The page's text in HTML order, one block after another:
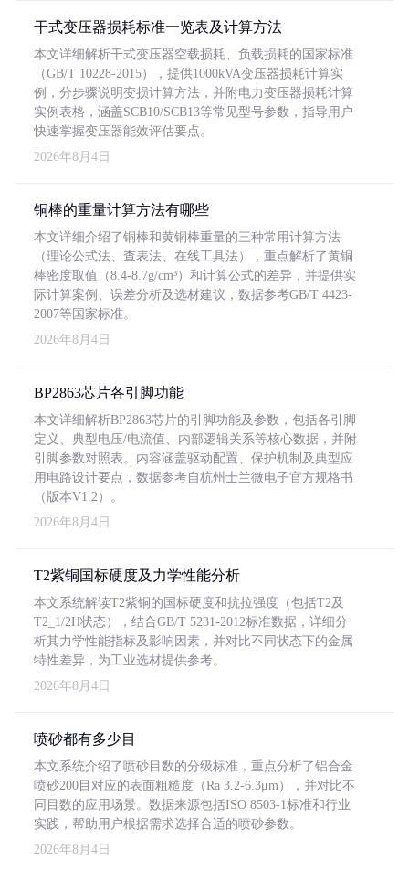
干式变压器损耗标准一览表及计算方法
本文详细解析干式变压器空载损耗、负载损耗的国家标准
（GB/T 10228-2015），提供1000kVA变压器损耗计算实
例，分步骤说明变损计算方法，并附电力变压器损耗计算
实例表格，涵盖SCB10/SCB13等常见型号参数，指导用户
快速掌握变压器能效评估要点。
2026年8月4日
铜棒的重量计算方法有哪些
本文详细介绍了铜棒和黄铜棒重量的三种常用计算方法
（理论公式法、查表法、在线工具法），重点解析了黄铜
棒密度取值（8.4-8.7g/cm³）和计算公式的差异，并提供实
际计算案例、误差分析及选材建议，数据参考GB/T 4423-
2007等国家标准。
2026年8月4日
BP2863芯片各引脚功能
本文详细解析BP2863芯片的引脚功能及参数，包括各引脚
定义、典型电压/电流值、内部逻辑关系等核心数据，并附
引脚参数对照表。内容涵盖驱动配置、保护机制及典型应
用电路设计要点，数据参考自杭州士兰微电子官方规格书
（版本V1.2）。
2026年8月4日
T2紫铜国标硬度及力学性能分析
本文系统解读T2紫铜的国标硬度和抗拉强度（包括T2及
T2_1/2H状态），结合GB/T 5231-2012标准数据，详细分
析其力学性能指标及影响因素，并对比不同状态下的金属
特性差异，为工业选材提供参考。
2026年8月4日
喷砂都有多少目
本文系统介绍了喷砂目数的分级标准，重点分析了铝合金
喷砂200目对应的表面粗糙度（Ra 3.2-6.3μm），并对比不
同目数的应用场景。数据来源包括ISO 8503-1标准和行业
实践，帮助用户根据需求选择合适的喷砂参数。
2026年8月4日